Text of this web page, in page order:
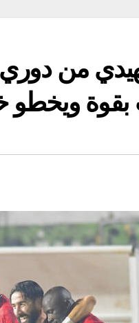
من دوري
ويخطو